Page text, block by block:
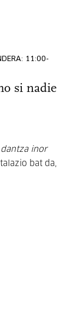
11:00-
bat da,